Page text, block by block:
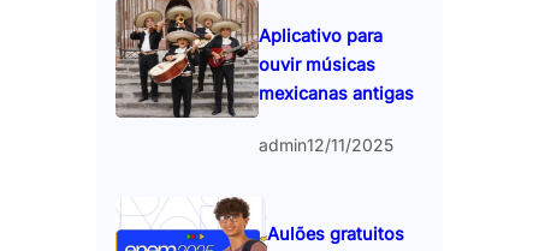
Aplicativo para
ouvir músicas
mexicanas antigas
admin12/11/2025
Aulões gratuitos